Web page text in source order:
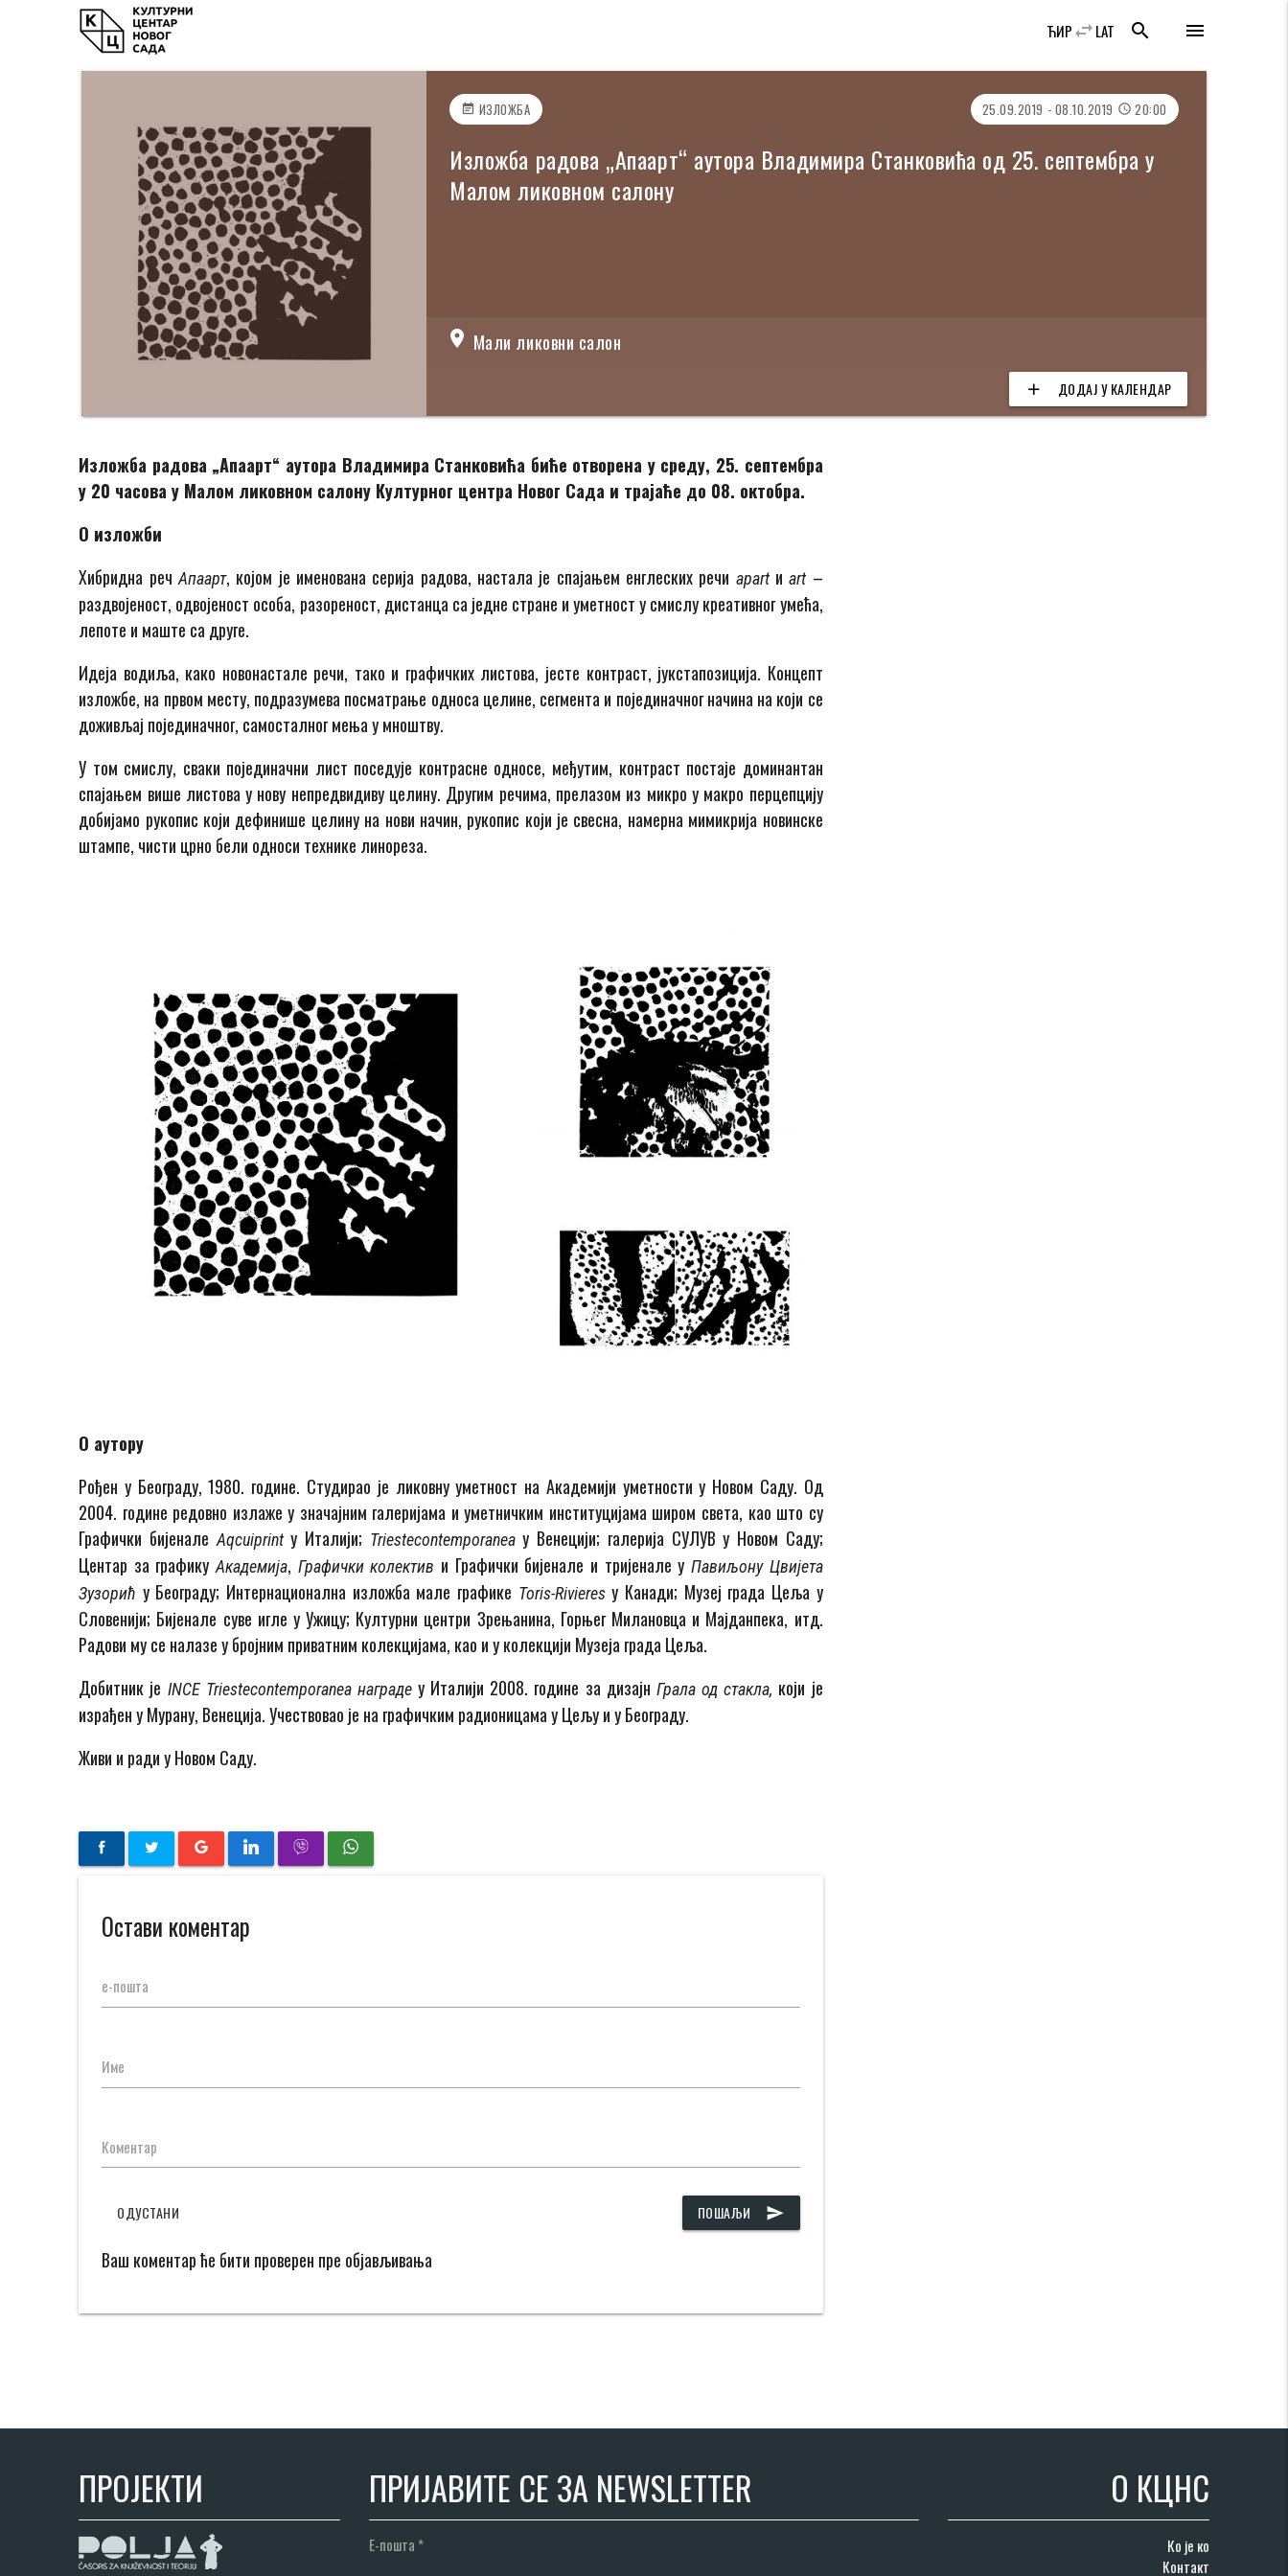
menu
search
LAT
swap_horiz
ЋИР
event_note ИЗЛОЖБА 25.09.2019 - 08.10.2019 access_time 20:00
Изложба радова „Апаарт“ аутора Владимира Станковића од 25. септембра у
Малом ликовном салону
location_on Мали ликовни салон
add ДОДАЈ У КАЛЕНДАР
Изложба радова „Апаарт“ аутора Владимира Станковића биће отворена у среду, 25. септембра
у 20 часова у Малом ликовном салону Културног центра Новог Сада и трајаће до 08. октобра.
О изложби
Хибридна реч Апаарт, којом је именована серија радова, настала је спајањем енглеских речи apartиart–
раздвојеност, одвојеност особа, разореност, дистанца са једне стране и уметност у смислу креативног умећа,
лепоте и маште са друге.
Идеја водиља, како новонастале речи, тако и графичких листова, јесте контраст, јукстапозиција. Концепт
изложбе, на првом месту, подразумева посматрање односа целине, сегмента и појединачног начина на који се
доживљај појединачног, самосталног мења у мноштву.
У том смислу, сваки појединачни лист поседује контрасне односе, међутим, контраст постаје доминантан
спајањем више листова у нову непредвидиву целину. Другим речима, прелазом из микро у макро перцепцију
добијамо рукопис који дефинише целину на нови начин, рукопис који је свесна, намерна мимикрија новинске
штампе, чисти црно бели односи технике линореза.
О аутору
Рођен у Београду, 1980. године. Студирао је ликовну уметност на Академији уметности у Новом Саду. Од
2004. године редовно излаже у значајним галеријама и уметничким институцијама широм света, као што су
Графички бијенале Aqcuiprintу Италији; Triestecontemporaneaу Венецији; галерија СУЛУВ у Новом Саду;
Центар за графикуАкадемија, Графички колектив и Графички бијенале и тријенале у Павиљону Цвијета
Зузорић у Београду; Интернационална изложба мале графике Toris-Rivieresу Канади; Музеј града Цеља у
Словенији; Бијенале суве игле у Ужицу; Културни центри Зрењанина, Горњег Милановца и Мајданпека, итд.
Радови му се налазе у бројним приватним колекцијама, као и у колекцији Музеја града Цеља.
Добитник је INCE Triestecontemporanea наградеу Италији 2008. године за дизајн Грала од стакла, који је
израђен у Мурану, Венеција. Учествовао је на графичким радионицама у Цељу и у Београду.
Живи и ради у Новом Саду.
Остави коментар
е-пошта
Име
Коментар
ПОШАЉИ send
ОДУСТАНИ
Ваш коментар ће бити проверен пре објављивања
ПРОЈЕКТИ ПРИЈАВИТЕ СЕ ЗА NEWSLETTER
Е-пошта *
О КЦНС
Ко је ко
Контакт